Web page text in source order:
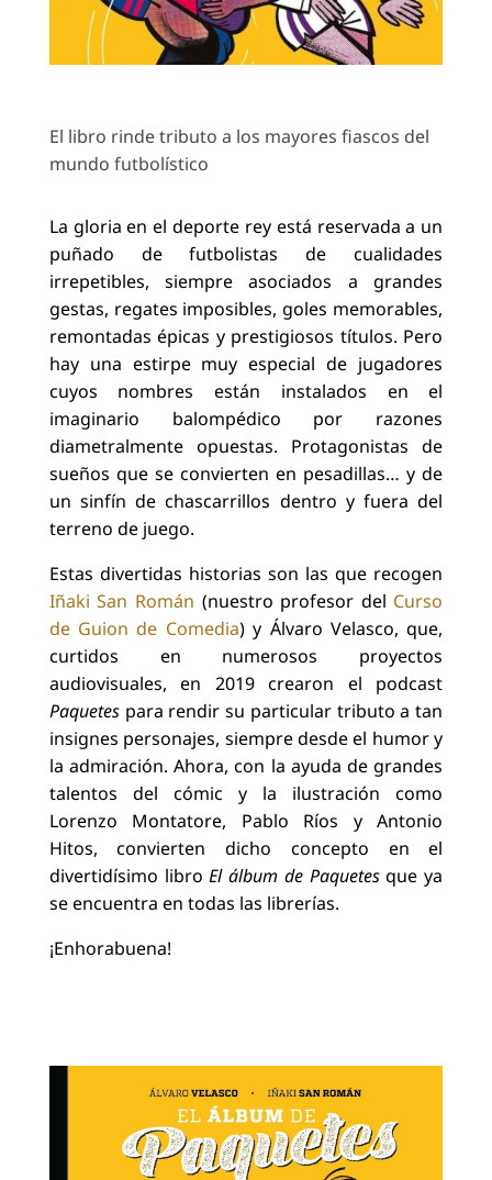
El libro rinde tributo a los mayores fiascos del
mundo futbolístico
La gloria en el deporte rey está reservada a un
puñado de futbolistas de cualidades
irrepetibles, siempre asociados a grandes
gestas, regates imposibles, goles memorables,
remontadas épicas y prestigiosos títulos. Pero
hay una estirpe muy especial de jugadores
cuyos nombres están instalados en el
imaginario balompédico por razones
diametralmente opuestas. Protagonistas de
sueños que se convierten en pesadillas… y de
un sinfín de chascarrillos dentro y fuera del
terreno de juego.
Estas divertidas historias son las que recogen
Iñaki San Román (nuestro profesor del Curso
de Guion de Comedia) y Álvaro Velasco, que,
curtidos en numerosos proyectos
audiovisuales, en 2019 crearon el podcast
Paquetespara rendir su particular tributo a tan
insignes personajes, siempre desde el humor y
la admiración. Ahora, con la ayuda de grandes
talentos del cómic y la ilustración como
Lorenzo Montatore, Pablo Ríos y Antonio
Hitos, convierten dicho concepto en el
divertidísimo libroEl álbum de Paquetesque ya
se encuentra en todas las librerías.
¡Enhorabuena!